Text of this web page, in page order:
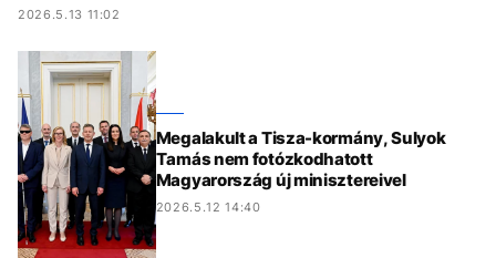
2026.5.13 11:02
Megalakult a Tisza-kormány, Sulyok
Tamás nem fotózkodhatott
Magyarország új minisztereivel
2026.5.12 14:40